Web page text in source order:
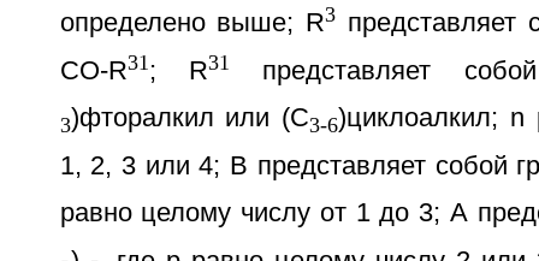
определено выше; R3 представляет
CO-R31 ; R31 представляет
3)фторалкил или (С3-6)циклоалкил; n
1, 2, 3 или 4; В представляет собой
равно целому числу от 1 до 3; А